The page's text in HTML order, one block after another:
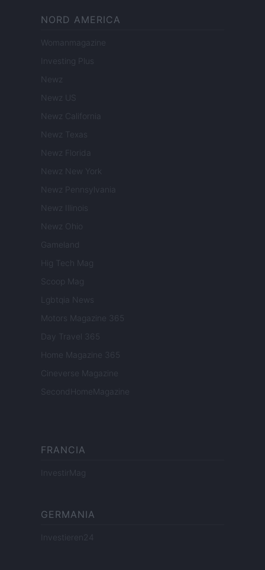
NORD AMERICA
Womanmagazine
Investing Plus
Newz
Newz US
Newz California
Newz Texas
Newz Florida
Newz New York
Newz Pennsylvania
Newz Illinois
Newz Ohio
Gameland
Hig Tech Mag
Scoop Mag
Lgbtqia News
Motors Magazine 365
Day Travel 365
Home Magazine 365
Cineverse Magazine
SecondHomeMagazine
FRANCIA
InvestirMag
GERMANIA
Investieren24